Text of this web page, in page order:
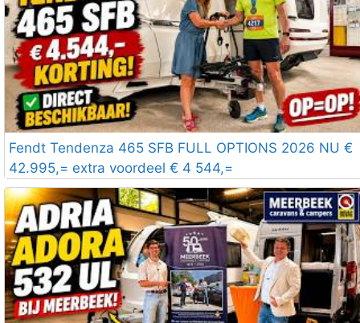
Fendt Tendenza 465 SFB FULL OPTIONS 2026 NU €
42.995,= extra voordeel € 4 544,=